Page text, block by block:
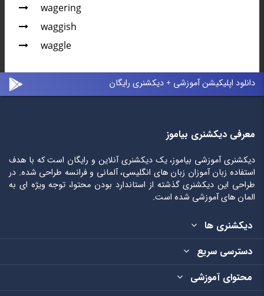
wagering
waggish
waggle
دانلود اپلیکیشن آموزشی + دیکشنری رایگان
معرفی دیکشنری بیاموز
دیکشنری آموزشی بیاموز، یک دیکشنری آنلاین و رایگان است که با هدف
استفاده زبان آموزان زبان های انگلیسی، آلمانی و فرانسه طراحی شده. در
طراحی این دیکشنری گذشته از استاندارد بودن محتوا، توجه ویژه ای به
المان های آموزشی شده است.
دیکشنری ها
دسترسی سریع
محتوای آموزشی